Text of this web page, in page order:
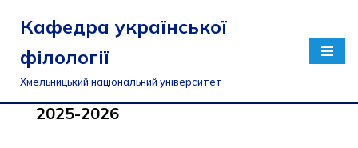
Перейти
до
вмісту
Кафедра української
філології
Хмельницький національний університет
2025-2026